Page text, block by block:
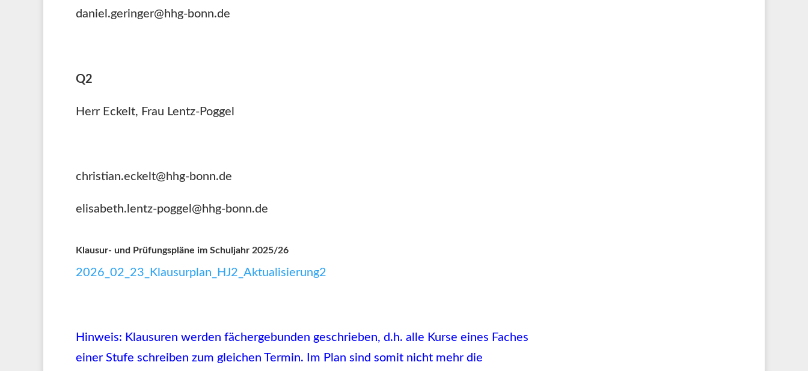
daniel.geringer@hhg-bonn.de
Q2
Herr Eckelt, Frau Lentz-Poggel
christian.eckelt@hhg-bonn.de
elisabeth.lentz-poggel@hhg-bonn.de
Klausur- und Prüfungspläne im Schuljahr 2025/26
2026_02_23_Klausurplan_HJ2_Aktualisierung2
Hinweis: Klausuren werden fächergebunden geschrieben, d.h. alle Kurse eines Faches
einer Stufe schreiben zum gleichen Termin. Im Plan sind somit nicht mehr die